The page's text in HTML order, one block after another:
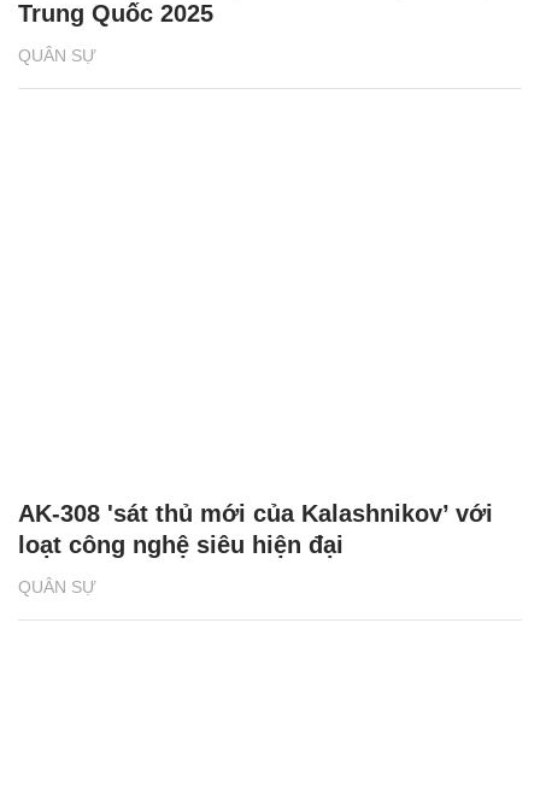
QUÂN SỰ
Trung Quốc 2025
QUÂN SỰ
AK-308 'sát thủ mới của Kalashnikov’ với
loạt công nghệ siêu hiện đại